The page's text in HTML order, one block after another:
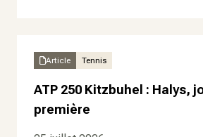
Article Tennis
ATP 250 Kitzbuhel : Halys,
première